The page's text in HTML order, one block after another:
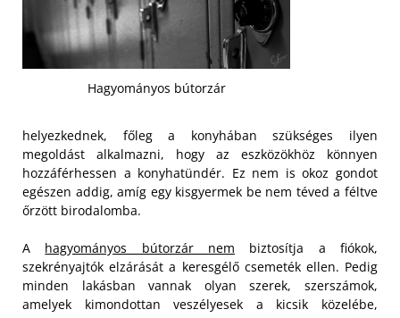
Hagyományos bútorzár
helyezkednek, főleg a konyhában szükséges ilyen
megoldást alkalmazni, hogy az eszközökhöz könnyen
hozzáférhessen a konyhatündér. Ez nem is okoz gondot
egészen addig, amíg egy kisgyermek be nem téved a féltve
őrzött birodalomba.
A hagyományos bútorzár nem biztosítja a fiókok,
szekrényajtók elzárását a keresgélő csemeték ellen. Pedig
minden lakásban vannak olyan szerek, szerszámok,
amelyek kimondottan veszélyesek a kicsik közelébe,